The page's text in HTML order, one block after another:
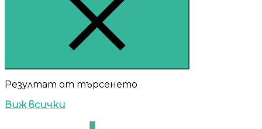
Резултат от търсенето
Виж всички